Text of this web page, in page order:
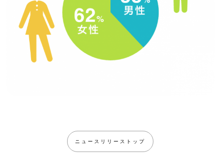
ニュースリリーストップ